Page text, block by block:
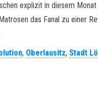
explizit in diesem
das Fanal zu einer
, Oberlausitz, Stadt